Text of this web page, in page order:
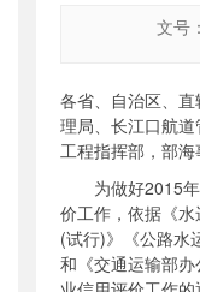
文号
公开日期：
主题词：
机构分类：
主题分类 ：
公文类型：
各省、自治区、
理局、长江口航
工程指挥部，部海
为做好2015
价工作，依据《
(试行)》《公路水
和《交通运输部